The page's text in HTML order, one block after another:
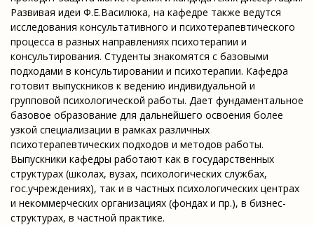
Развивая идеи Ф.Е.Василюка, на кафедре также ведутся
исследования консультативного и психотерапевтического
процесса в разных направлениях психотерапии и
консультирования. Студенты знакомятся с базовыми
подходами в консультировании и психотерапии. Кафедра
готовит выпускников к ведению индивидуальной и
групповой психологической работы. Дает фундаментальное
базовое образование для дальнейшего освоения более
узкой специализации в рамках различных
психотерапевтических подходов и методов работы.
Выпускники кафедры работают как в государственных
структурах (школах, вузах, психологических службах,
гос.учреждениях), так и в частных психологических центрах
и некоммерческих организациях (фондах и пр.), в бизнес-
структурах, в частной практике.